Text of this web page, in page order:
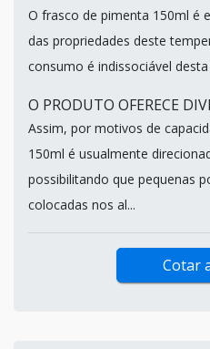
O frasco de pimenta 150ml é
das propriedades deste
consumo é indissociável
O PRODUTO OFERECE
Assim, por motivos de
150ml é usualmente
possibilitando que pequenas
colocadas nos al...
Cotar